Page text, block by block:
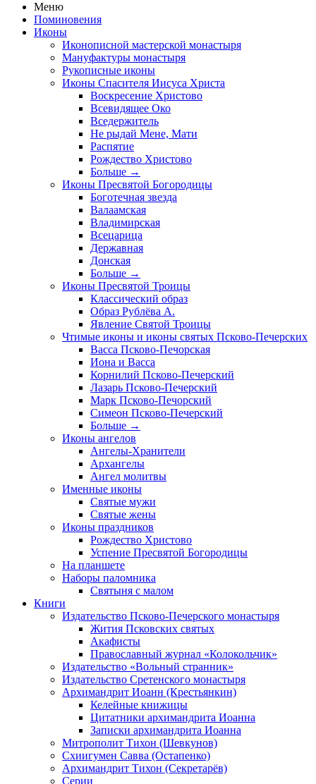
Меню
Поминовения
Иконы
Иконописной мастерской монастыря
Мануфактуры монастыря
Рукописные иконы
Иконы Спасителя Иисуса Христа
Воскресение Христово
Всевидящее Око
Вседержитель
Не рыдай Мене, Мати
Распятие
Рождество Христово
Больше →
Иконы Пресвятой Богородицы
Боготечная звезда
Валаамская
Владимирская
Всецарица
Державная
Донская
Больше →
Иконы Пресвятой Троицы
Классический образ
Образ Рублёва А.
Явление Святой Троицы
Чтимые иконы и иконы святых Псково-Печерских
Васса Псково-Печорская
Иона и Васса
Корнилий Псково-Печерский
Лазарь Псково-Печерский
Марк Псково-Печорский
Симеон Псково-Печерский
Больше →
Иконы ангелов
Ангелы-Хранители
Архангелы
Ангел молитвы
Именные иконы
Святые мужи
Святые жены
Иконы праздников
Рождество Христово
Успение Пресвятой Богородицы
На планшете
Наборы паломника
Святыня с малом
Книги
Издательство Псково-Печерского монастыря
Жития Псковских святых
Акафисты
Православный журнал «Колокольчик»
Издательство «Вольный странник»
Издательство Сретенского монастыря
Архимандрит Иоанн (Крестьянкин)
Келейные книжицы
Цитатники архимандрита Иоанна
Записки архимандрита Иоанна
Митрополит Тихон (Шевкунов)
Схиигумен Савва (Остапенко)
Архимандрит Тихон (Секретарёв)
Серии